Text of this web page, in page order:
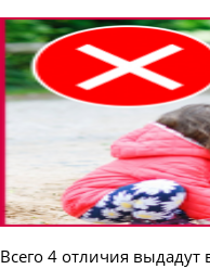
Всего 4 отличия